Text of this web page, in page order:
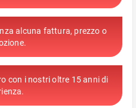
alcuna fattura, prezzo o
con i nostri oltre 15 anni di